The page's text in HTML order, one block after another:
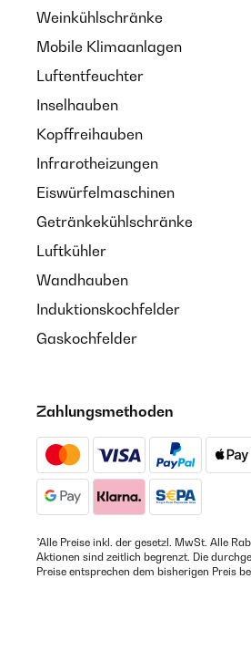
Weinkühlschränke
Mobile Klimaanlagen
Luftentfeuchter
Inselhauben
Kopffreihauben
Infrarotheizungen
Eiswürfelmaschinen
Getränkekühlschränke
Luftkühler
Wandhauben
Induktionskochfelder
Gaskochfelder
Zahlungsmethoden
*Alle Preise inkl. der gesetzl. MwSt. Alle
Aktionen sind zeitlich begrenzt. Die
Preise entsprechen dem bisherigen Preis